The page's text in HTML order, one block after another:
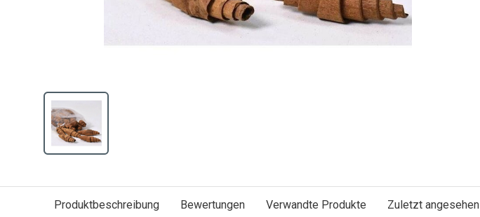
Produktbeschreibung Bewertungen Verwandte Produkte Zuletzt angesehen